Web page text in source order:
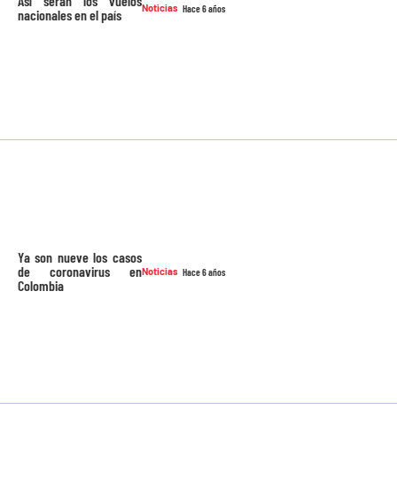
Noticias Hace 6 años
nacionales en el país
Noticias Hace 6 años
Ya son nueve los casos
de coronavirus en
Colombia